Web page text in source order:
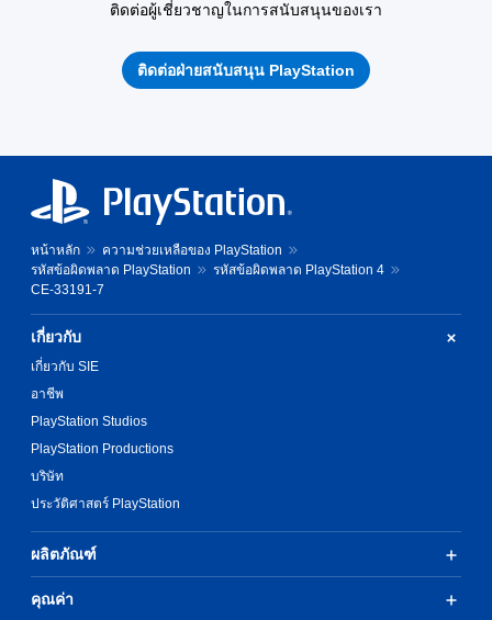
ติดต่อผู้เชี่ยวชาญในการสนับสนุนของเรา
ติดต่อฝ่ายสนับสนุน PlayStation
หน้าหลัก
ความช่วยเหลือของ PlayStation
รหัสข้อผิดพลาด PlayStation
รหัสข้อผิดพลาด PlayStation 4
CE-33191-7
เกี่ยวกับ
เกี่ยวกับ SIE
อาชีพ
PlayStation Studios
PlayStation Productions
บริษัท
ประวัติศาสตร์ PlayStation
ผลิตภัณฑ์
คุณค่า